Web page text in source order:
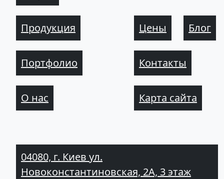
Продукция
Портфолио
О нас
Цены Блог
Контакты
Карта сайта
04080, г. Киев ул.
Новоконстантиновская, 2А, 3 этаж